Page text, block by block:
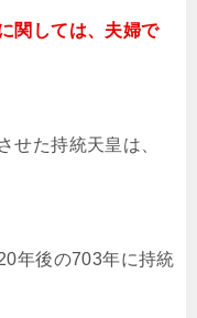
関しては、夫婦で
せた持統天皇は、
年後の703年に持統